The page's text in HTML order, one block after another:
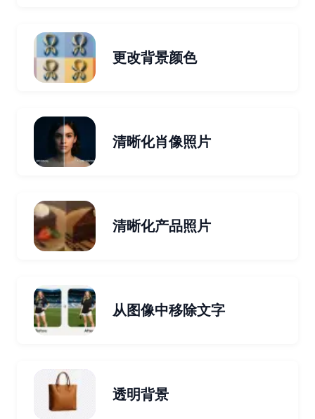
更改背景颜色
清晰化肖像照片
清晰化产品照片
从图像中移除文字
透明背景